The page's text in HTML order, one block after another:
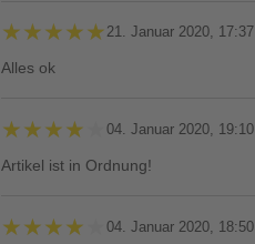
★★★★★
★★★★★ 21. Januar 2020, 17:37
Alles ok
★★★★★
★★★★★ 04. Januar 2020, 19:10
Artikel ist in Ordnung!
★★★★★
★★★★★ 04. Januar 2020, 18:50